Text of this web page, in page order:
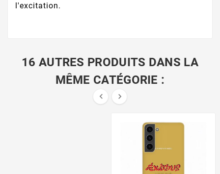
l'excitation.
16 AUTRES PRODUITS DANS LA
MÊME CATÉGORIE :
 